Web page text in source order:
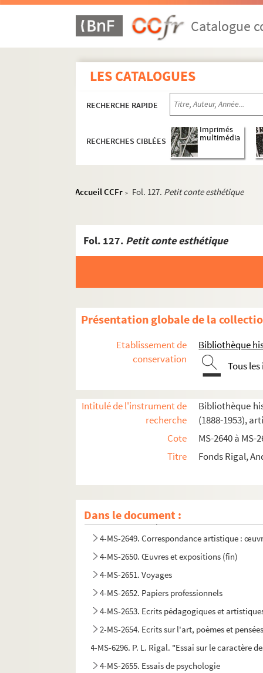
Catalogue
LES CATALOGUES
RECHERCHE RAPIDE
RECHERCHES CIBLÉES
Imprimés
multimédia
Accueil CCFr > Fol. 127. Petit conte esthétique
Fol. 127. Petit conte esthétique
Présentation globale de la
Etablissement de
conservation
Bibliothèque
Tous
Intitulé de l'instrument de
recherche
Bibliothèque
(1888-1953),
Cote
MS-2640 à MS-
Titre
Fonds Rigal,
Dans le document :
4-MS-2640. Papiers relatifs à son épouse
4-MS-2641. Papiers relatifs à sa fille Paule-
4-MS-2642. Correspondance
4-MS-2643. Papiers officiels, militaires et
4-MS-2646. Correspondance familiale et
4-MS-2647. Correspondance d'amis
8-MS-2648. Correspondance : cartes de visite
4-MS-2649. Correspondance artistique :
4-MS-2650. Œuvres et expositions (fin)
4-MS-2651. Voyages
4-MS-2652. Papiers professionnels
4-MS-2653. Ecrits pédagogiques et
2-MS-2654. Ecrits sur l'art, poèmes et
4-MS-6296. P. L. Rigal. "Essai sur le caractère
4-MS-2655. Essais de psychologie